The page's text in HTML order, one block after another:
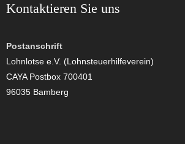
Kontaktieren Sie uns
Postanschrift
Lohnlotse e.V. (Lohnsteuerhilfeverein)
CAYA Postbox 700401
96035 Bamberg